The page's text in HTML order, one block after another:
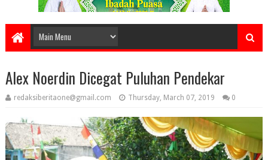
Alex Noerdin Dicegat Puluhan Pendekar
redaksiberitaone@gmail.com Thursday, March 07, 2019 0